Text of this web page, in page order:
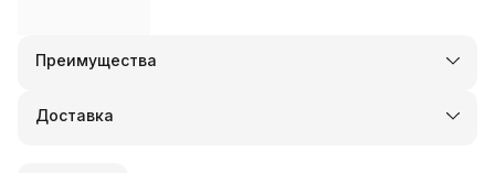
Преимущества
Оплата частями в Сплит
Удобный возврат
Доставка